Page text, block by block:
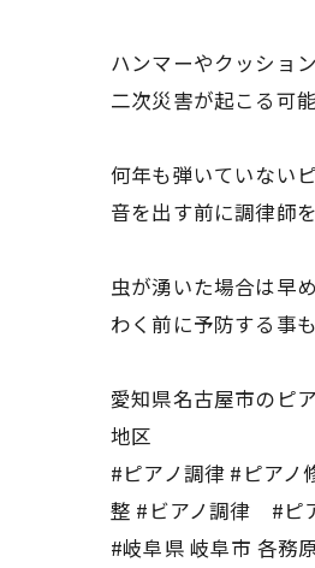
ハンマーやクッショ
二次災害が起こる可
何年も弾いていない
音を出す前に調律師
虫が湧いた場合は早
わく前に予防する事
愛知県名古屋市のピ
地区
#ピアノ調律 #ピアノ
整 #ビアノ調律 #ピ
#岐阜県 岐阜市 各務